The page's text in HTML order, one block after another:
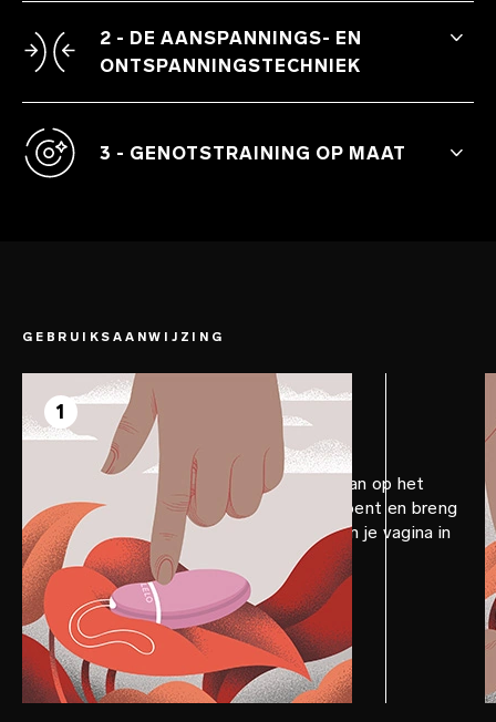
regelmatigere hoogtepunten.
2 - DE AANSPANNINGS- EN
ONTSPANNINGSTECHNIEK
3 - GENOTSTRAINING OP MAAT
GEBRUIKSAANWIJZING
1 Voorbereiden
Breng LELO Personal Moisturizer aan op het
apparaat. Zorg dat je comfortabel bent en breng
vervolgens het apparaat langzaam in je vagina in
door stevig, maar zacht te duwen.